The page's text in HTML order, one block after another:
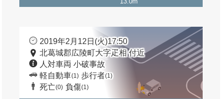
2019年2月12日(火)17:50
北葛城郡広陵町大字疋相 付近
人対車両 小破事故
軽自動車(1) 歩行者(1)
死亡(0) 負傷(1)